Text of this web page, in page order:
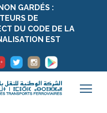
GARDÉS :
DE
DU CODE DE LA
EST